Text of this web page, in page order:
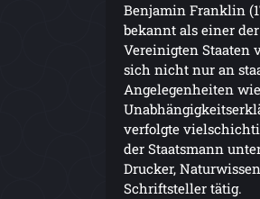
Benjamin Franklin
bekannt als einer
Vereinigten Staaten
sich nicht nur an
Angelegenheiten
verfolgte
der Staatsmann
Drucker,
Schriftsteller tätig.